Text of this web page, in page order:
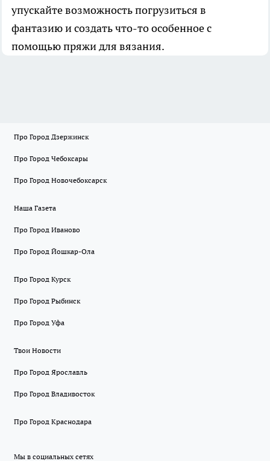
упускайте возможность погрузиться в
фантазию и создать что-то особенное с
помощью пряжи для вязания.
Про Город Дзержинск
Про Город Чебоксары
Про Город Новочебоксарск
Наша Газета
Про Город Иваново
Про Город Йошкар-Ола
Про Город Курск
Про Город Рыбинск
Про Город Уфа
Твои Новости
Про Город Ярославль
Про Город Владивосток
Про Город Краснодара
Мы в социальных сетях